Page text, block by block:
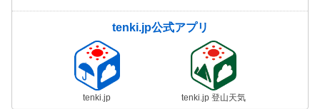
tenki.jp公式アプリ
tenki.jp tenki.jp 登山天気